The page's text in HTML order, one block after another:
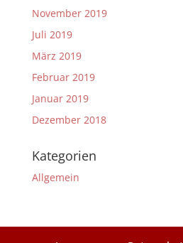
November 2019
Juli 2019
März 2019
Februar 2019
Januar 2019
Dezember 2018
Kategorien
Allgemein